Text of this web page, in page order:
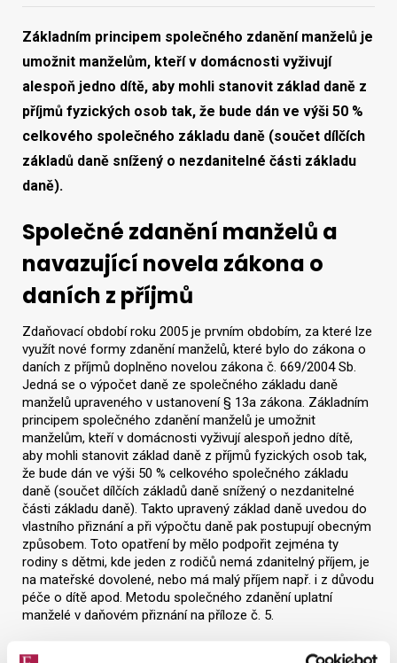
Základním principem společného zdanění manželů je
umožnit manželům, kteří v domácnosti vyživují
alespoň jedno dítě, aby mohli stanovit základ daně z
příjmů fyzických osob tak, že bude dán ve výši 50 %
celkového společného základu daně (součet dílčích
základů daně snížený o nezdanitelné části základu
daně).
Společné zdanění manželů a
navazující novela zákona o
daních z příjmů
Zdaňovací období roku 2005 je prvním obdobím, za které lze
využít nové formy zdanění manželů, které bylo do zákona o
daních z příjmů doplněno novelou zákona č. 669/2004 Sb.
Jedná se o výpočet daně ze společného základu daně
manželů upraveného v ustanovení § 13a zákona. Základním
principem společného zdanění manželů je umožnit
manželům, kteří v domácnosti vyživují alespoň jedno dítě,
aby mohli stanovit základ daně z příjmů fyzických osob tak,
že bude dán ve výši 50 % celkového společného základu
daně (součet dílčích základů daně snížený o nezdanitelné
části základu daně). Takto upravený základ daně uvedou do
vlastního přiznání a při výpočtu daně pak postupují obecným
způsobem. Toto opatření by mělo podpořit zejména ty
rodiny s dětmi, kde jeden z rodičů nemá zdanitelný příjem, je
na mateřské dovolené, nebo má malý příjem např. i z důvodu
péče o dítě apod. Metodu společného zdanění uplatní
manželé v daňovém přiznání na příloze č. 5.
Ministerstvo financí zveřejnilo na svých webových stránkách